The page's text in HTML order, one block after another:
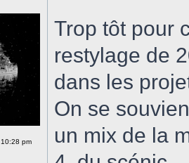
pm
Trop tôt pour
restylage de
dans les
On se
un mix de la